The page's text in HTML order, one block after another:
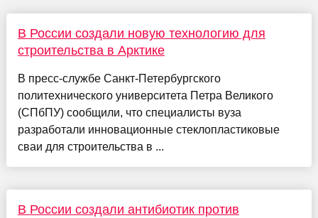
В России создали новую технологию для
строительства в Арктике
В пресс-службе Санкт-Петербургского
политехнического университета Петра Великого
(СПбПУ) сообщили, что специалисты вуза
разработали инновационные стеклопластиковые
сваи для строительства в ...
В России создали антибиотик против